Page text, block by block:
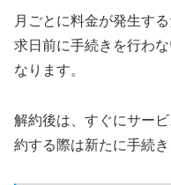
月ごとに料金が発生す
求日前に手続きを行わ
なります。
解約後は、すぐにサー
約する際は新たに手続